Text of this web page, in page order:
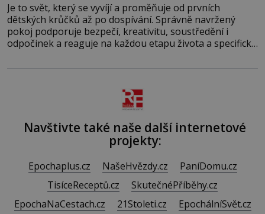
Je to svět, který se vyvíjí a proměňuje od prvních
dětských krůčků až po dospívání. Správně navržený
pokoj podporuje bezpečí, kreativitu, soustředění i
odpočinek a reaguje na každou etapu života a specifické
Navštivte také naše další internetové
projekty:
Epochaplus.cz NašeHvězdy.cz
PaníDomu.cz
TisíceReceptů.cz
SkutečnéPříběhy.cz
EpochaNaCestach.cz
21Stoleti.cz EpochálníSvět.cz